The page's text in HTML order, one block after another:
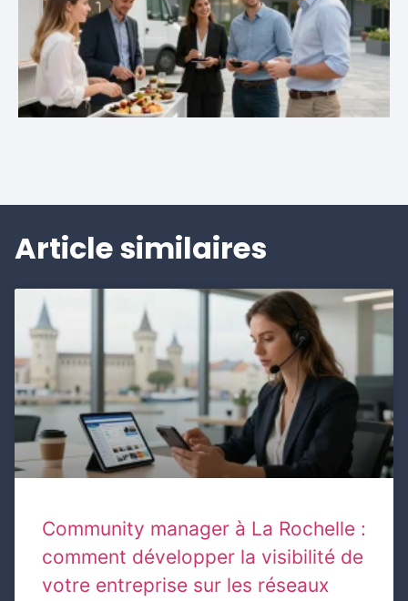
Article similaires
Community manager à La Rochelle :
comment développer la visibilité de
votre entreprise sur les réseaux